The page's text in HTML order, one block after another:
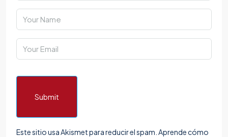
Submit
Este sitio usa Akismet para reducir el spam. Aprende cómo